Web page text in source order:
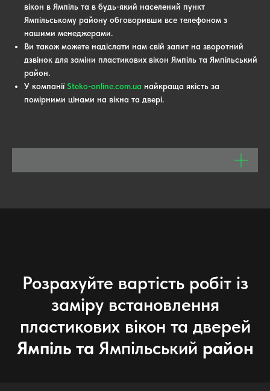
вікон в Ямпіль та в будь-який населений пункт
Ямпільському району обговоривши все телефоном з
нашими менеджерами.
Ви також можете надіслати нам свій запит на зворотний
дзвінок для заміни пластикових вікон Ямпіль та Ямпільський
район.
У компаніїSteko-online.com.ua найкраща якість за
помірними цінами на вікна та двері.
Розрахуйте вартість робіт із
заміру встановлення
пластикових вікон та дверей
Ямпіль та Ямпільський район